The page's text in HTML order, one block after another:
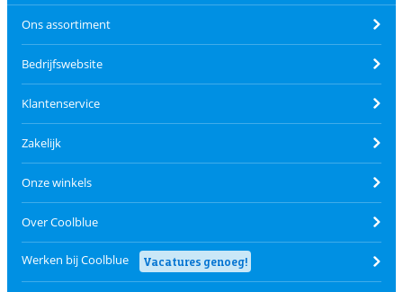
Ons assortiment
Bedrijfswebsite
Klantenservice
Zakelijk
Onze winkels
Over Coolblue
Werken bij Coolblue Vacatures genoeg!